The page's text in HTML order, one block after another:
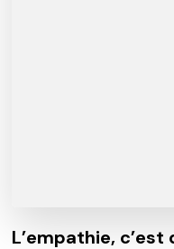
L’empathie, c’est